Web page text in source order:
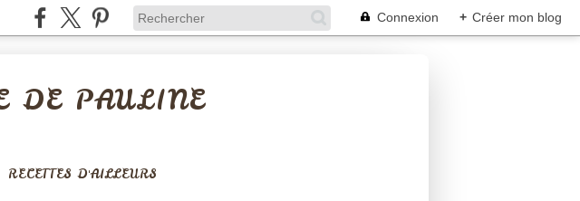
Connexion + Créer mon blog
DE PAULINE
RECETTES D'AILLEURS